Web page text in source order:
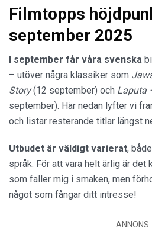
Filmtopps
september 2025
I september får våra svenska
– utöver några klassiker som
Story(12 september) och Laputa
september). Här nedan lyfter vi
och listar resterande titlar längst
Utbudet är väldigt varierat,
språk. För att vara helt ärlig är det
som faller mig i smaken, men
något som fångar ditt intresse!
ANNONS